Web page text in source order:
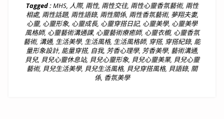
Tagged :MHS, 人際, 兩性, 兩性交往, 兩性心靈香氛藝術, 兩性
相處, 兩性話題, 兩性語錄, 兩性關係, 兩性香氛藝術, 夢翔夫妻,
心靈, 心靈形象, 心靈成長, 心靈穿搭日記, 心靈美學, 心靈美學
風格師, 心靈藝術溝通課, 心靈藝術療癒師, 心靈衣櫥, 心靈香氛
藝術, 溝通, 生活美學, 生活風格, 生活風格師, 穿搭, 穿搭紀錄, 能
量形象設計, 能量穿搭, 自我, 芳香心理學, 芳香美學, 藝術溝通,
貝兒, 貝兒心靈休息站, 貝兒心靈形象, 貝兒心靈美業, 貝兒心靈
藝術, 貝兒生活美學, 貝兒生活風格, 貝兒穿搭風格, 貝語錄, 關
係, 香氛美學